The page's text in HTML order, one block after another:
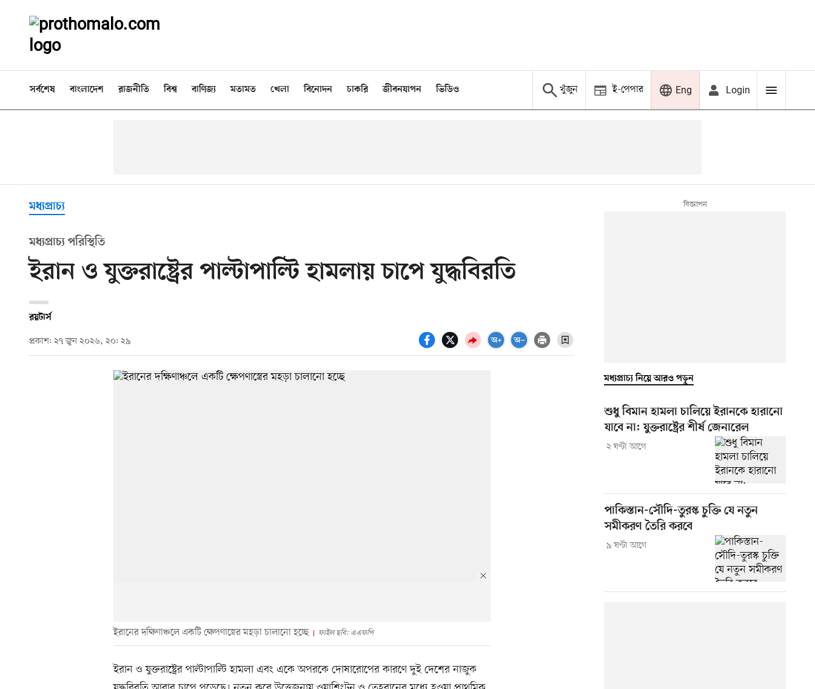
সর্বশেষ বাংলাদেশ রাজনীতি বিশ্ব বাণিজ্য মতামত খেলা বিনোদন চাকরি জীবনযাপন ভিডিও খুঁজুন ই-পেপার Eng Login
মধ্যপ্রাচ্য
মধ্যপ্রাচ্য পরিস্থিতি
ইরান ও যুক্তরাষ্ট্রের পাল্টাপাল্টি হামলায় চাপে যুদ্ধবিরতি
রয়টার্স
প্রকাশ: ২৭ জুন ২০২৬, ২০: ২৯
ইরানের দক্ষিণাঞ্চলে একটি ক্ষেপণাস্ত্রের মহড়া চালানো হচ্ছে ফাইল ছবি: এএফপি
ইরান ও যুক্তরাষ্ট্রের পাল্টাপাল্টি হামলা এবং একে অপরকে দোষারোপের কারণে দুই দেশের নাজুক
মধ্যপ্রাচ্য নিয়ে আরও পড়ুন
শুধু বিমান হামলা চালিয়ে ইরানকে হারানো
যাবে না: যুক্তরাষ্ট্রের শীর্ষ জেনারেল
২ ঘণ্টা আগে
পাকিস্তান-সৌদি-তুরস্ক চুক্তি যে নতুন
সমীকরণ তৈরি করবে
৯ ঘণ্টা আগে